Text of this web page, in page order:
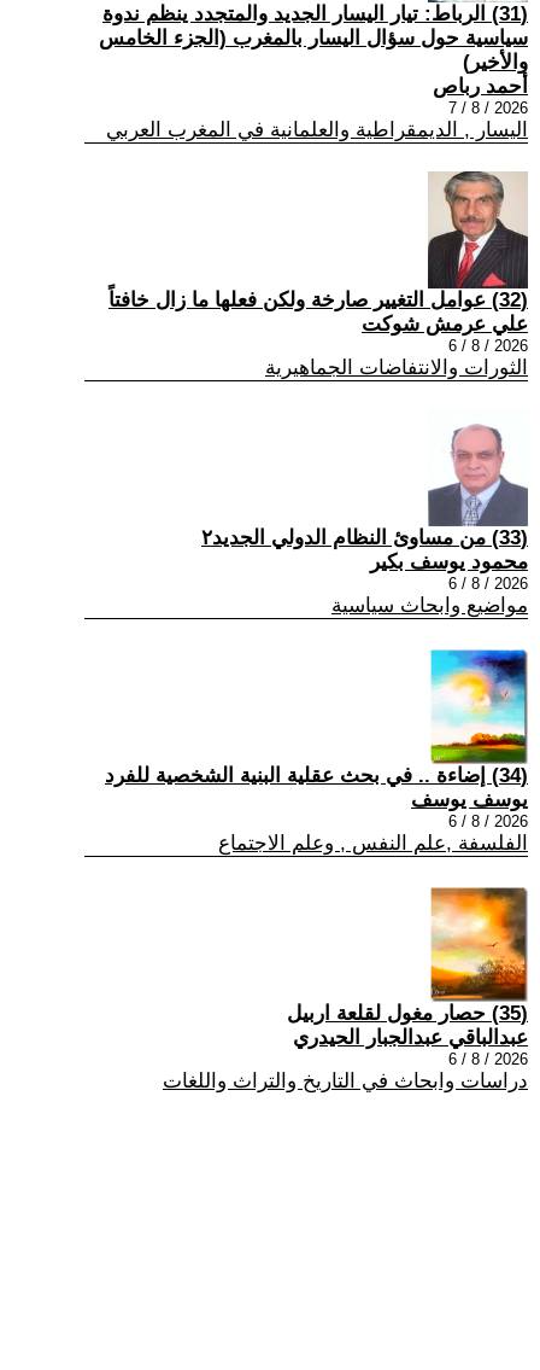
(31) الرباط: تيار اليسار الجديد والمتجدد ينظم ندوة
سياسية حول سؤال اليسار بالمغرب (الجزء الخامس
والأخير)
أحمد رباص
2026 / 8 / 7
اليسار , الديمقراطية والعلمانية في المغرب العربي
(32) عوامل التغيير صارخة ولكن فعلها ما زال خافتاً
علي عرمش شوكت
2026 / 8 / 6
الثورات والانتفاضات الجماهيرية
(33) من مساوئ النظام الدولي الجديد٢
محمود يوسف بكير
2026 / 8 / 6
مواضيع وابحاث سياسية
(34) إضاءة .. في بحث عقلية البنية الشخصية للفرد
يوسف يوسف
2026 / 8 / 6
الفلسفة ,علم النفس , وعلم الاجتماع
(35) حصار مغول لقلعة اربيل
عبدالباقي عبدالجبار الحيدري
2026 / 8 / 6
دراسات وابحاث في التاريخ والتراث واللغات